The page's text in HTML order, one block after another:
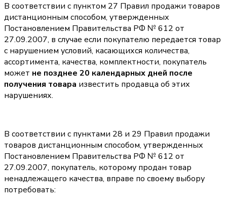
В соответствии с пунктом 27 Правил продажи товаров
дистанционным способом, утвержденных
Постановлением Правительства РФ № 612 от
27.09.2007, в случае если покупателю передается товар
с нарушением условий, касающихся количества,
ассортимента, качества, комплектности, покупатель
может не позднее 20 календарных дней после
получения товара известить продавца об этих
нарушениях.
В соответствии с пунктами 28 и 29 Правил продажи
товаров дистанционным способом, утвержденных
Постановлением Правительства РФ № 612 от
27.09.2007, покупатель, которому продан товар
ненадлежащего качества, вправе по своему выбору
потребовать: